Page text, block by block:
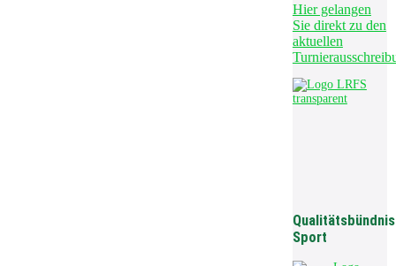
Hier gelangen
Sie direkt zu den
aktuellen
Qualitätsbündnis
Sport